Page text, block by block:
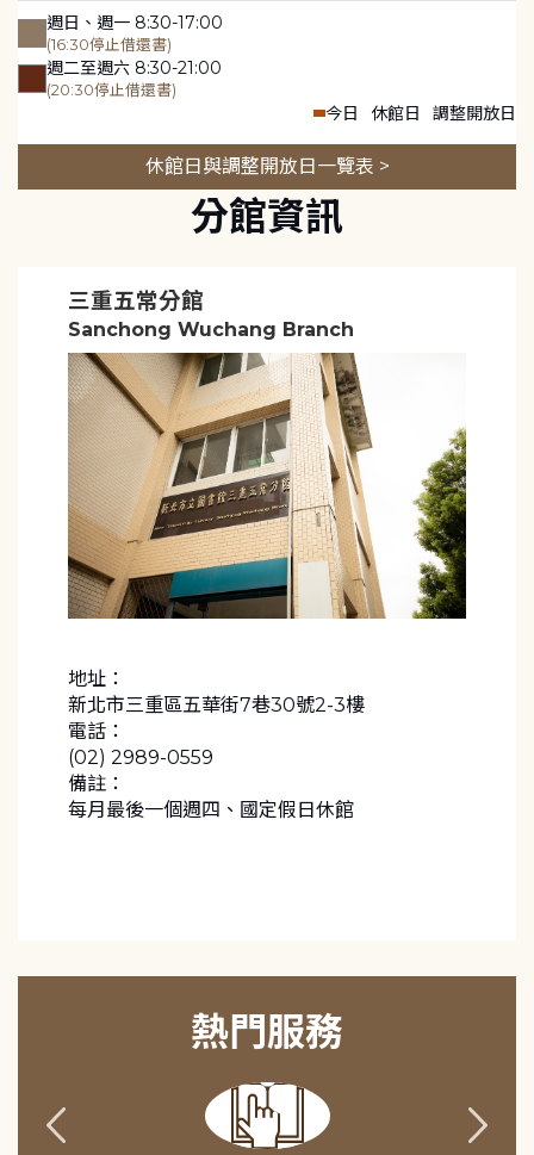
週日、週一 8:30-17:00
(16:30停止借還書)
週二至週六 8:30-21:00
(20:30停止借還書)
今日 休館日 調整開放日
休館日與調整開放日一覽表 >
分館資訊
三重五常分館
Sanchong Wuchang Branch
地址：
新北市三重區五華街7巷30號2-3樓
電話：
(02) 2989-0559
備註：
每月最後一個週四、國定假日休館
熱門服務